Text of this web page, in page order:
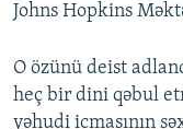
Johns Hopkins
O özünü deist
heç bir dini qəbul
yəhudi icmasının